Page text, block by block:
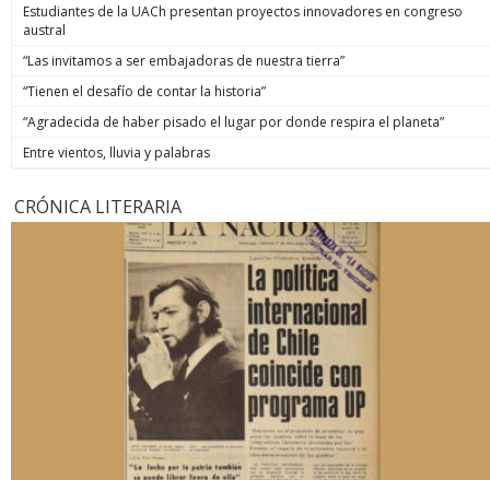
Estudiantes de la UACh presentan proyectos innovadores en congreso
austral
“Las invitamos a ser embajadoras de nuestra tierra”
“Tienen el desafío de contar la historia”
“Agradecida de haber pisado el lugar por donde respira el planeta”
Entre vientos, lluvia y palabras
CRÓNICA LITERARIA